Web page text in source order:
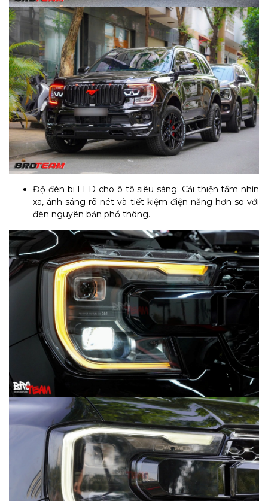
Độ đèn bi LED cho ô tô siêu sáng: Cải thiện tầm nhìn
xa, ánh sáng rõ nét và tiết kiệm điện năng hơn so với
đèn nguyên bản phổ thông.